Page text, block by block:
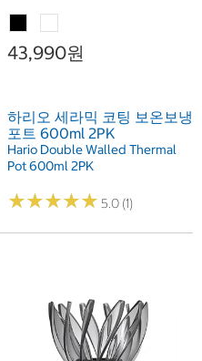
43,990원
하리오 세라믹 코팅 보온보냉
포트 600ml 2PK
Hario Double Walled Thermal
Pot 600ml 2PK
★★★★★
★★★★★ 5.0 (1)